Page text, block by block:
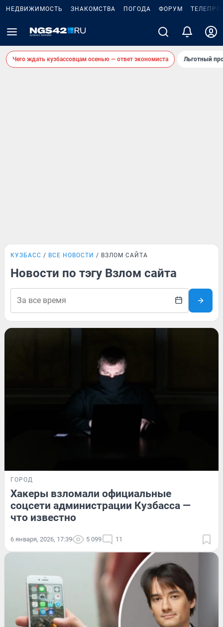
НЕДВИЖИМОСТЬ ЗНАКОМСТВА ПОГОДА ФОРУМ
Чего ждать кузбассовцам осенью — ответ экономиста Льготный
КУЗБАСС ВСЕ НОВОСТИ ВЗЛОМ САЙТА
Новости по тэгу Взлом сайта
ГОРОД
Хакеры взломали официальные
соцсети администрации Кузбасса —
что известно
6 января, 2026, 17:39 5 099 11